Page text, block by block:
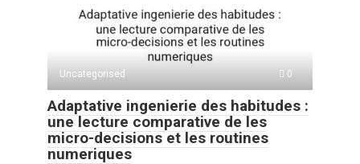
p
kl
a
ss
ni
ki
a
m
а
в
и
ть
Uncategorised 0
Adaptative ingenierie des habitudes :
une lecture comparative de les
micro-decisions et les routines
numeriques